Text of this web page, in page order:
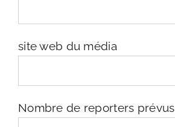
site web du média
Nombre de reporters prévus